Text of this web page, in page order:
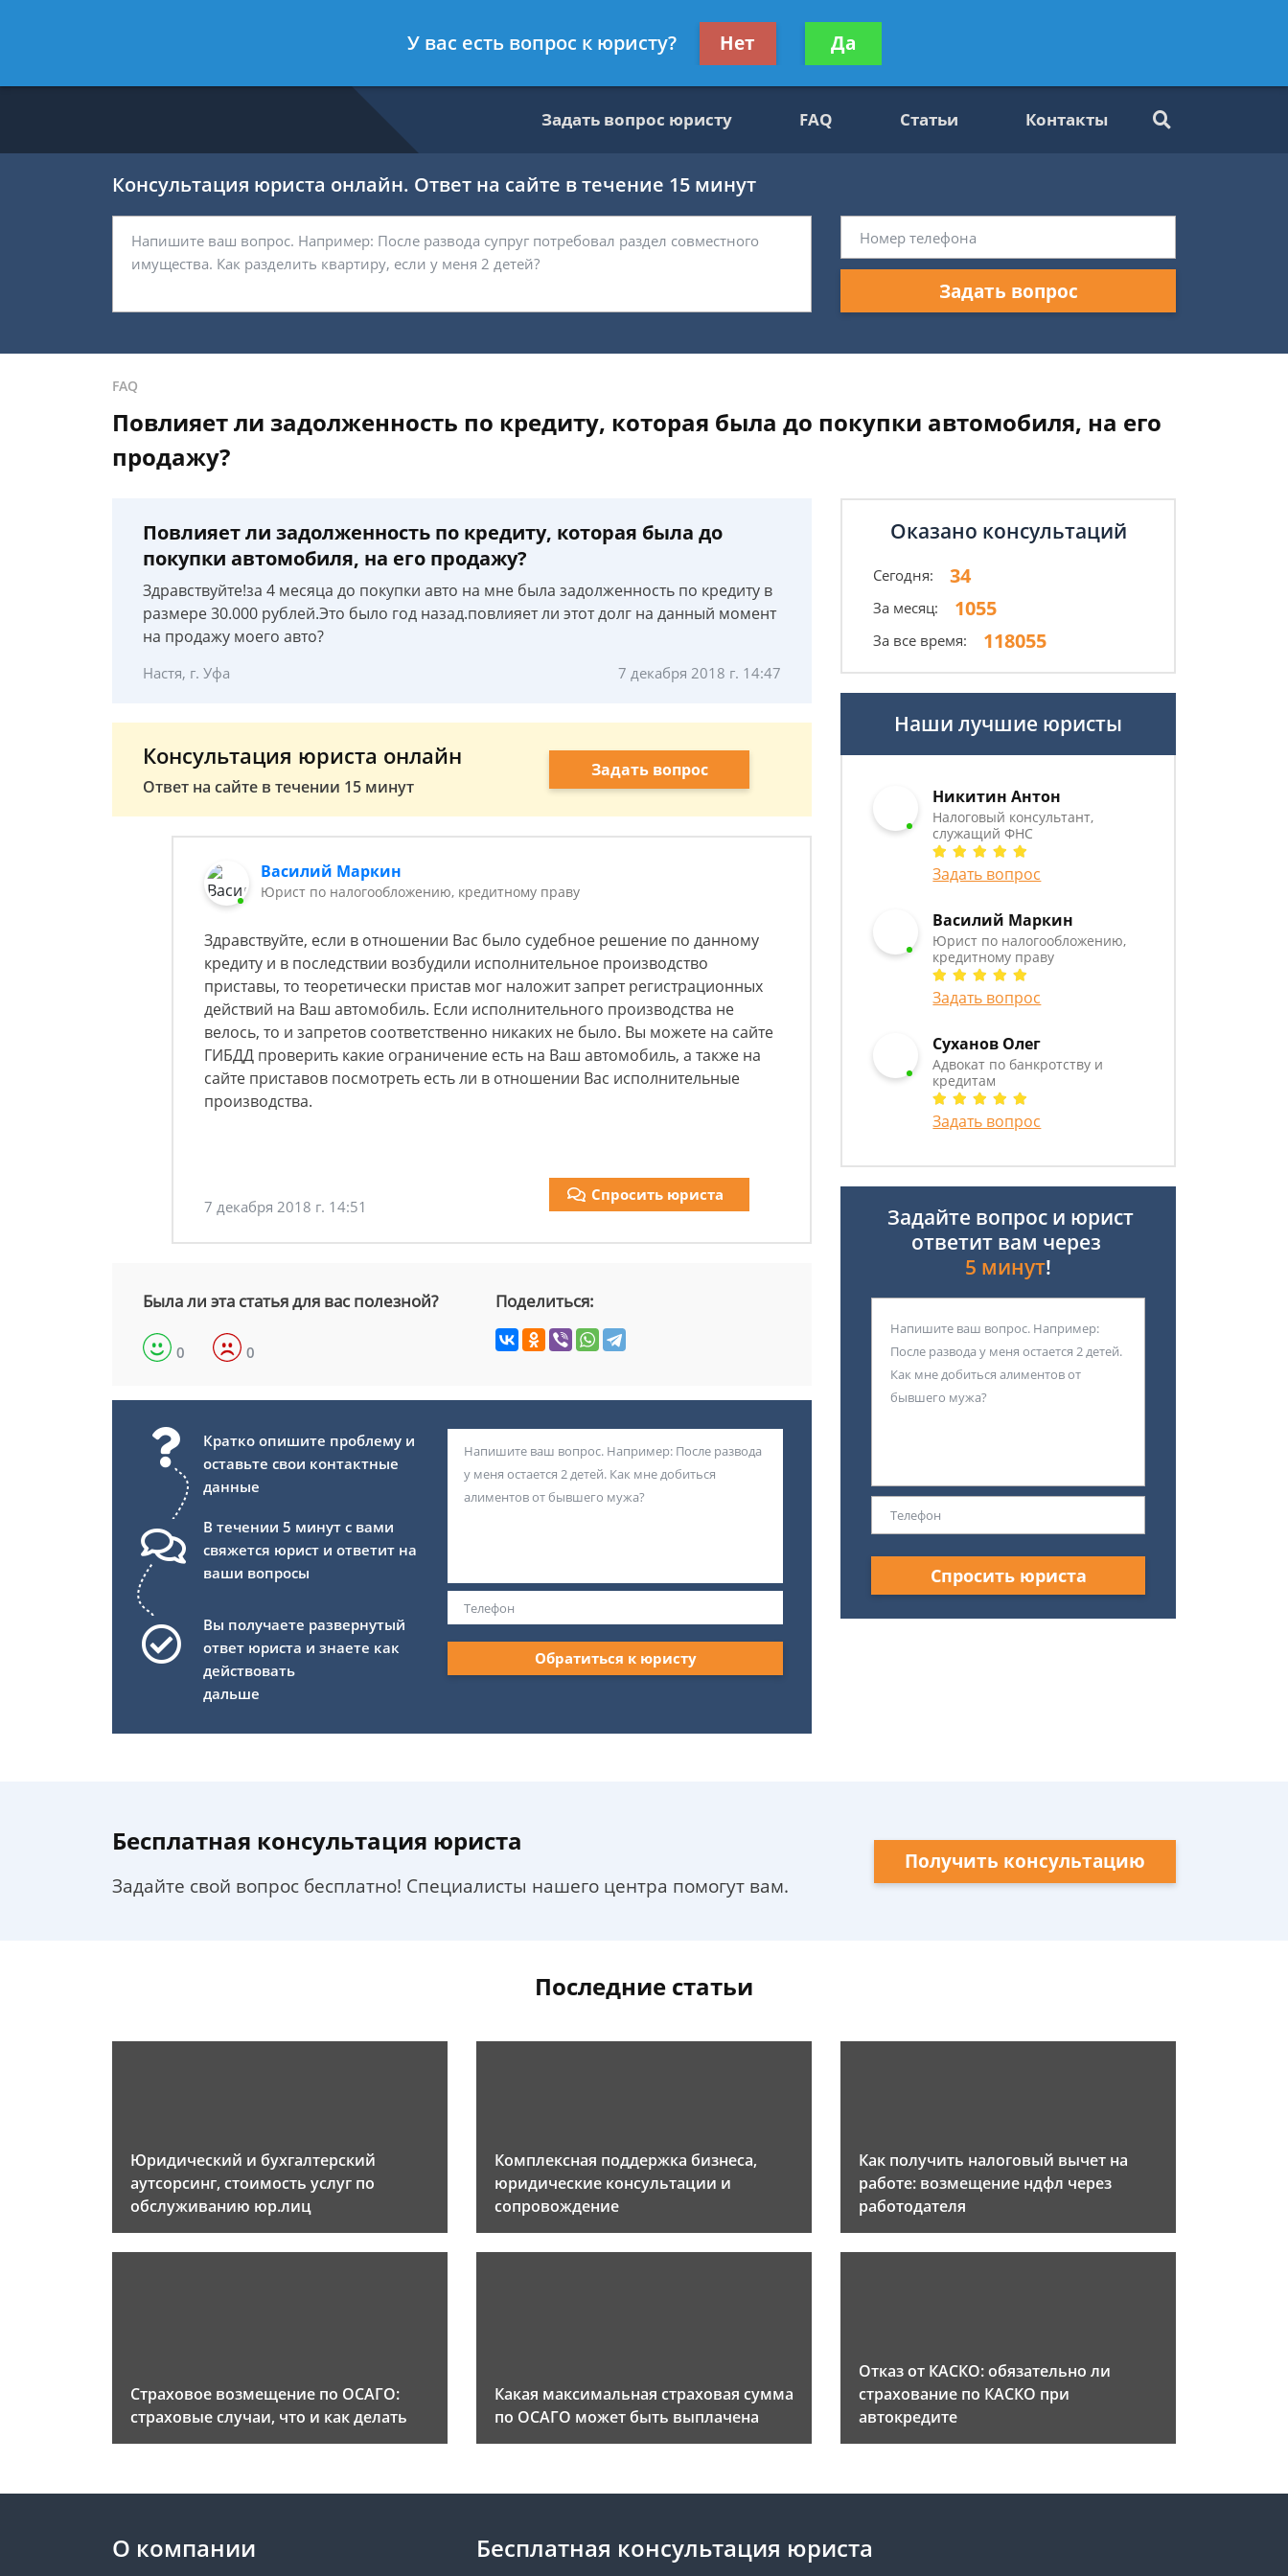
- Налоговый консультант, служащий ФНС
Получите консультацию
бесплатно
Задать вопрос юристу FAQ Статьи Контакты
Консультация юриста онлайн. Ответ на сайте в течение 15 минут
Задать вопрос
FAQ
Повлияет ли задолженность по кредиту, которая была до покупки автомобиля, на его
продажу?
Повлияет ли задолженность по кредиту, которая была до
покупки автомобиля, на его продажу?
Здравствуйте!за 4 месяца до покупки авто на мне была задолженность по кредиту в
размере 30.000 рублей.Это было год назад.повлияет ли этот долг на данный момент
на продажу моего авто?
Настя, г. Уфа 7 декабря 2018 г. 14:47
Консультация юриста онлайн
Ответ на сайте в течении 15 минут
Задать вопрос
Василий Маркин
Юрист по налогообложению, кредитному праву
Здравствуйте, если в отношении Вас было судебное решение по данному
кредиту и в последствии возбудили исполнительное производство
приставы, то теоретически пристав мог наложит запрет регистрационных
действий на Ваш автомобиль. Если исполнительного производства не
велось, то и запретов соответственно никаких не было. Вы можете на сайте
ГИБДД проверить какие ограничение есть на Ваш автомобиль, а также на
сайте приставов посмотреть есть ли в отношении Вас исполнительные
производства.
7 декабря 2018 г. 14:51
Спросить юриста
Была ли эта статья для вас полезной?
0 0
Поделиться:
Кратко опишите проблему и
оставьте свои контактные
данные
В течении 5 минут с вами
свяжется юрист и ответит на
ваши вопросы
Вы получаете развернутый
ответ юриста и знаете как
действовать
дальше
Обратиться к юристу
Оказано консультаций
Сегодня: 34
За месяц: 1055
За все время: 118055
Наши лучшие юристы
Никитин Антон
Налоговый консультант,
служащий ФНС
Задать вопрос
Василий Маркин
Юрист по налогообложению,
кредитному праву
Задать вопрос
Суханов Олег
Адвокат по банкротству и
кредитам
Задать вопрос
Задайте вопрос и юрист
ответит вам через
5 минут!
Спросить юриста
Бесплатная консультация юриста
Задайте свой вопрос бесплатно! Специалисты нашего центра помогут вам.
Получить консультацию
Последние статьи
Юридический и бухгалтерский
аутсорсинг, стоимость услуг по
обслуживанию юр.лиц
Комплексная поддержка бизнеса,
юридические консультации и
сопровождение
Как получить налоговый вычет на
работе: возмещение ндфл через
работодателя
Страховое возмещение по ОСАГО:
страховые случаи, что и как делать
Какая максимальная страховая сумма
по ОСАГО может быть выплачена
Отказ от КАСКО: обязательно ли
страхование по КАСКО при
автокредите
О компании Бесплатная консультация юриста
У вас есть вопрос к юристу? Нет Да